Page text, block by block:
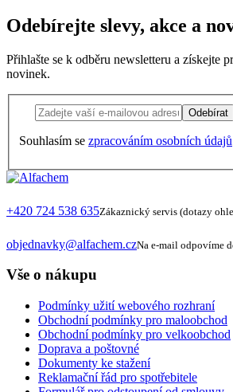
Odebírejte slevy, akce a
Přihlašte se k odběru newsletteru a získejte
novinek.
Odebírat
Souhlasím se zpracováním osobních údajů
+420 724 538 635Zákaznický servis (dotazy
objednavky@alfachem.czNa e-mail odpovíme
Vše o nákupu
Podmínky užití webového rozhraní
Obchodní podmínky pro maloobchod
Obchodní podmínky pro velkoobchod
Doprava a poštovné
Dokumenty ke stažení
Reklamační řád pro spotřebitele